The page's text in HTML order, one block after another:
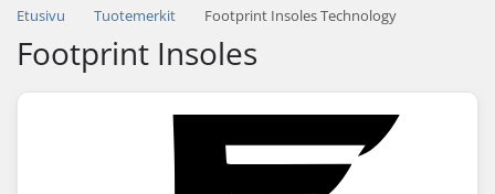
Etusivu Tuotemerkit Footprint Insoles Technology
Footprint Insoles